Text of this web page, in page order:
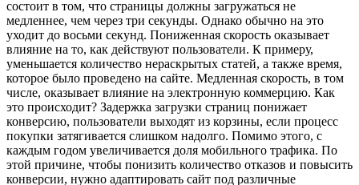
состоит в том, что страницы должны загружаться не
медленнее, чем через три секунды. Однако обычно на это
уходит до восьми секунд. Пониженная скорость оказывает
влияние на то, как действуют пользователи. К примеру,
уменьшается количество нераскрытых статей, а также время,
которое было проведено на сайте. Медленная скорость, в том
числе, оказывает влияние на электронную коммерцию. Как
это происходит? Задержка загрузки страниц понижает
конверсию, пользователи выходят из корзины, если процесс
покупки затягивается слишком надолго. Помимо этого, с
каждым годом увеличивается доля мобильного трафика. По
этой причине, чтобы понизить количество отказов и повысить
конверсии, нужно адаптировать сайт под различные